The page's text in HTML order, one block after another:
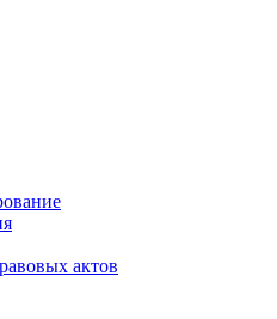
актов